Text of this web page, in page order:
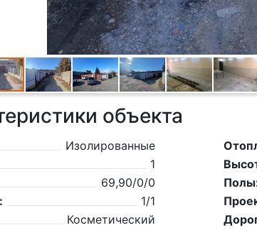
объекта
Изолированные
1
69,90/0/0
1/1
Косметический